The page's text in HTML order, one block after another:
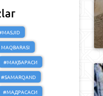
#МАҚБАРАСИ
#SAMARQAND
#МАДРАСАСИ